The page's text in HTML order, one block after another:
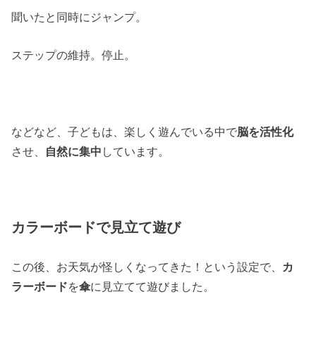
聞いたと同時にジャンプ。
ステップの維持。停止。
などなど、子どもは、楽しく遊んでいる中で脳を活性化
させ、 自然に集中 しています。
カラーボードで見立て遊び
この後、お天気が怪しくなってきた！という設定で、 カ
ラーボードを傘に見立てて遊びました。